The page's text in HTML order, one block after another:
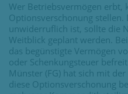
Wer Betriebsvermögen erbt,
Optionsverschonung stellen.
unwiderruflich ist, sollte die
Weitblick geplant werden.
das begünstigte Vermögen
oder Schenkungsteuer
Münster (FG) hat sich mit
diese Optionsverschonung